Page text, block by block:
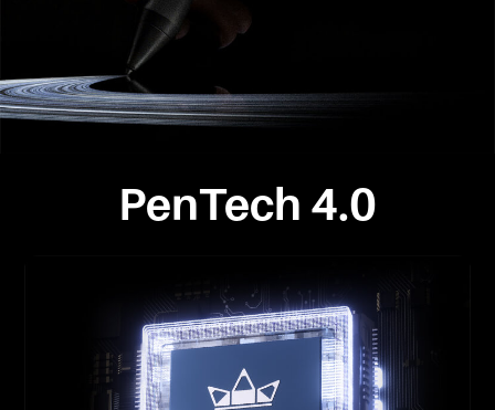
PenTech 4.0